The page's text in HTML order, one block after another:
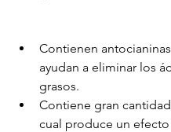
Contienen
ayudan a eliminar los
grasos.
Contiene gran
cual produce un efecto